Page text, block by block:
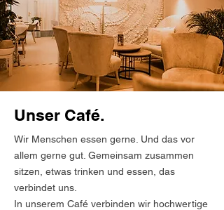
Unser Café.
Wir Menschen essen gerne. Und das vor
allem gerne gut. Gemeinsam zusammen
sitzen, etwas trinken und essen, das
verbindet uns.
In unserem Café verbinden wir hochwertige